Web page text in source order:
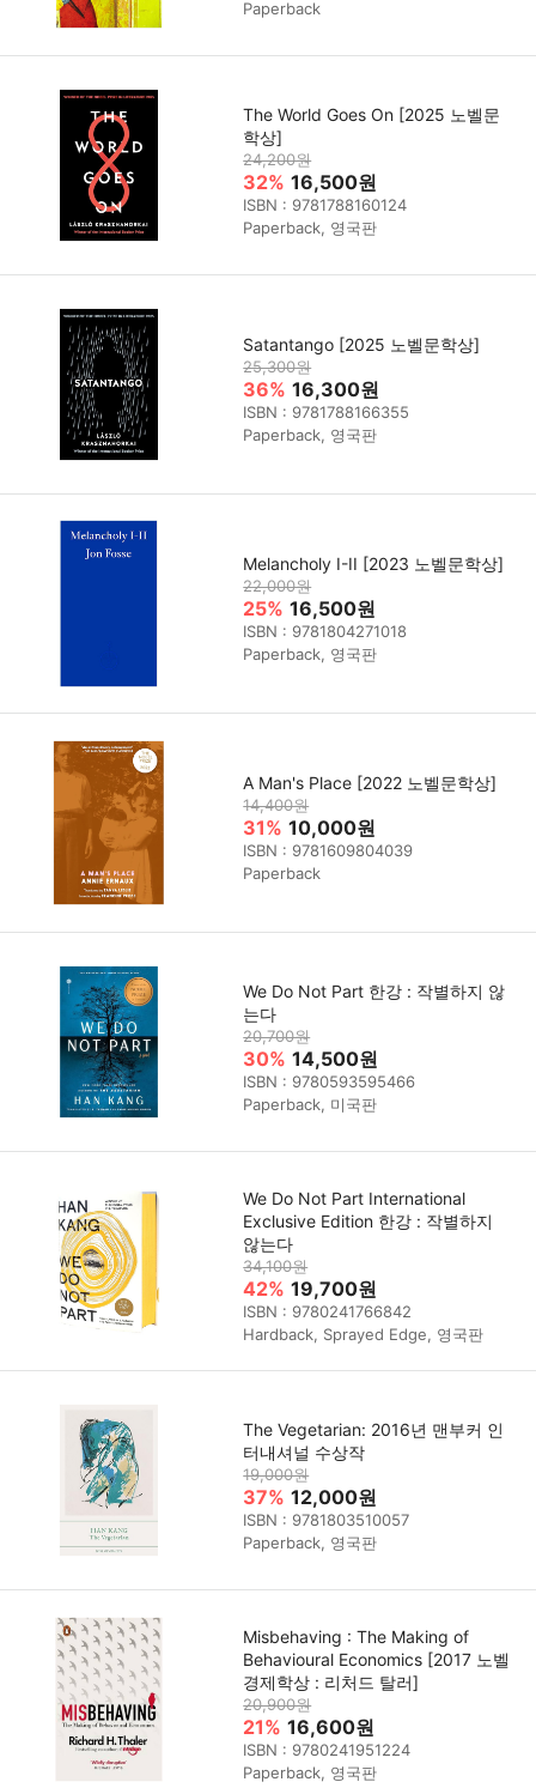
Paperback
The World Goes On [2025 노벨문
학상]
24,200원
32% 16,500원
ISBN : 9781788160124
Paperback, 영국판
Satantango [2025 노벨문학상]
25,300원
36% 16,300원
ISBN : 9781788166355
Paperback, 영국판
Melancholy I-II [2023 노벨문학상]
22,000원
25% 16,500원
ISBN : 9781804271018
Paperback, 영국판
A Man's Place [2022 노벨문학상]
14,400원
31% 10,000원
ISBN : 9781609804039
Paperback
We Do Not Part 한강 : 작별하지 않
는다
20,700원
30% 14,500원
ISBN : 9780593595466
Paperback, 미국판
We Do Not Part International
Exclusive Edition 한강 : 작별하지
않는다
34,100원
42% 19,700원
ISBN : 9780241766842
Hardback, Sprayed Edge, 영국판
The Vegetarian: 2016년 맨부커 인
터내셔널 수상작
19,000원
37% 12,000원
ISBN : 9781803510057
Paperback, 영국판
Misbehaving : The Making of
Behavioural Economics [2017 노벨
경제학상 : 리처드 탈러]
20,900원
21% 16,600원
ISBN : 9780241951224
Paperback, 영국판